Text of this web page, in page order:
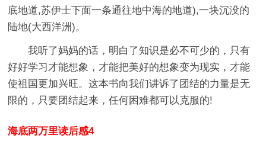
底地道,苏伊士下面一条通往地中海的地道),一块沉没的
陆地(大西洋洲)。
我听了妈妈的话，明白了知识是必不可少的，只有
好好学习才能想象，才能把美好的想象变为现实，才能
使祖国更加兴旺。这本书向我们讲诉了团结的力量是无
限的，只要团结起来，任何困难都可以克服的!
海底两万里读后感4